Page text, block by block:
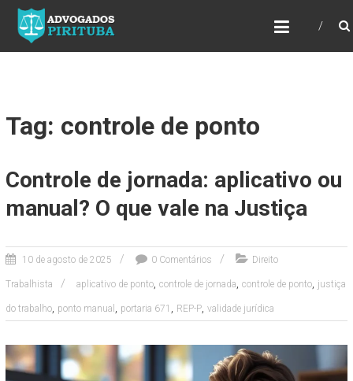
ADVOGADOS PIRITUBA
Precisando de advogado? Entre em contato!
Fazemos toda a assessoria que você
Tag: controle de ponto
Controle de jornada: aplicativo ou
manual? O que vale na Justiça
10 de agosto de 2025 0 Comentários Direito
Trabalhista aplicativo de ponto, controle de jornada, controle de ponto, justiça
do trabalho, ponto manual , portaria 671 , REP-P, validade jurídica